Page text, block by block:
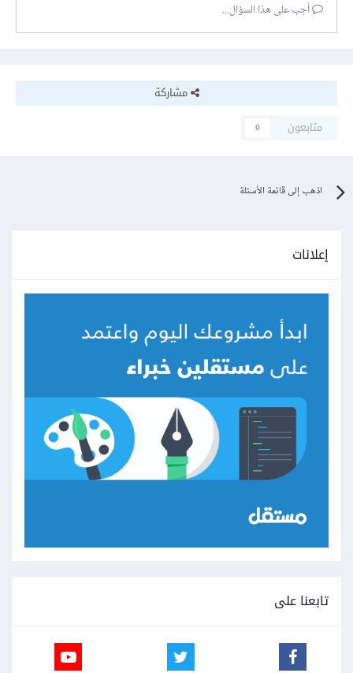
أجب على هذا السؤال...
مشاركة
متابعون
0
اذهب إلى قائمة الأسئلة
إعلانات
تابعنا على